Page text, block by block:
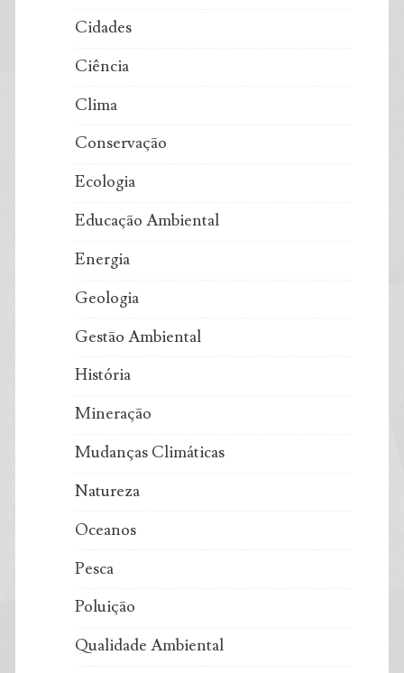
Cidades
Ciência
Clima
Conservação
Ecologia
Educação Ambiental
Energia
Geologia
Gestão Ambiental
História
Mineração
Mudanças Climáticas
Natureza
Oceanos
Pesca
Poluição
Qualidade Ambiental